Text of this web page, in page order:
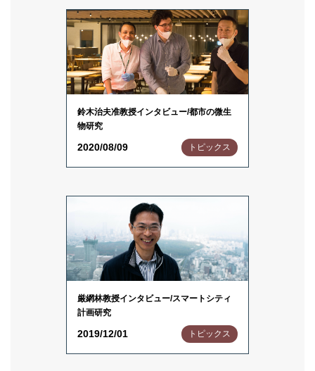
鈴木治夫准教授インタビュー/都市の微生
物研究
2020/08/09 トピックス
厳網林教授インタビュー/スマートシティ
計画研究
2019/12/01 トピックス